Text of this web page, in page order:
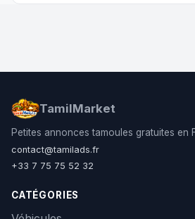
TamilMarket
Petites annonces tamoules gratuites en
contact@tamilads.fr
+33 7 75 75 52 32
CATÉGORIES